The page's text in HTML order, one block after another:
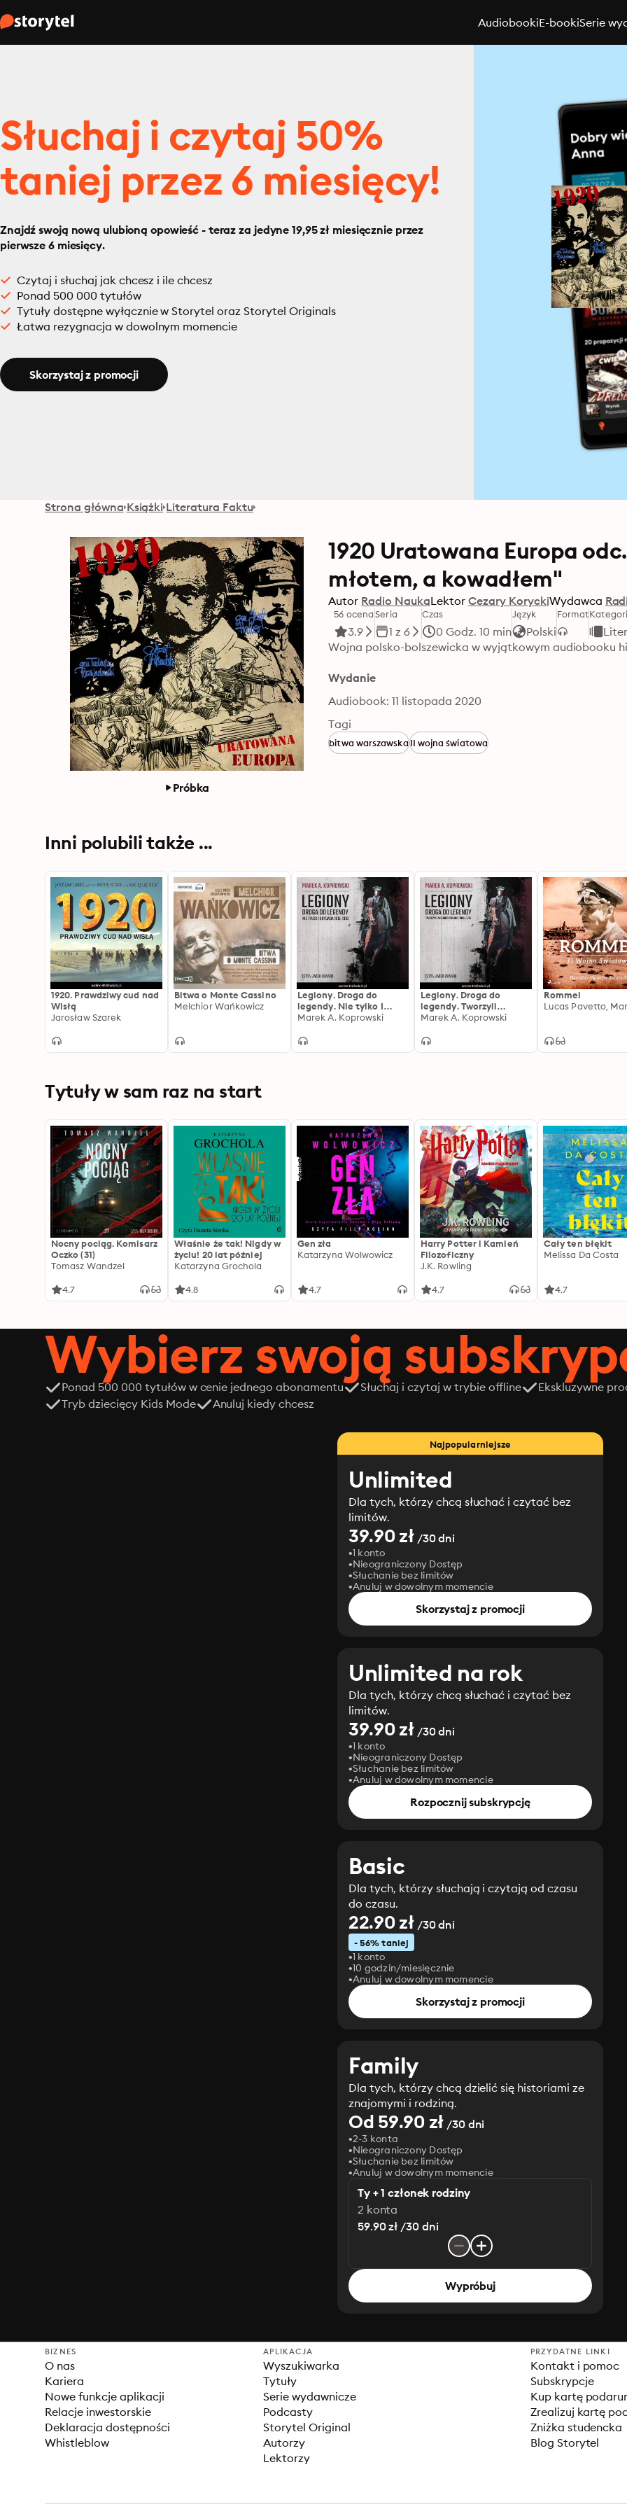
AudiobookiE-bookiSerie
Słuchaj i czytaj 50%
taniej przez 6 miesięcy!
Znajdź swoją nową ulubioną opowieść - teraz za jedyne 19,95 zł miesięcznie przez
pierwsze 6 miesięcy.
Czytaj i słuchaj jak chcesz i ile chcesz
Ponad 500 000 tytułów
Tytuły dostępne wyłącznie w Storytel oraz Storytel Originals
Łatwa rezygnacja w dowolnym momencie
Skorzystaj z promocji
Strona główna Książki Literatura Faktu
Próbka
1920 Uratowana Europa
młotem, a kowadłem"
Autor Radio NaukaLektor Cezary KoryckiWydawca
56 ocena
3.9
Seria
1 z 6
Czas
0 Godz. 10 min
Język
Polski
Format
Wojna polsko-bolszewicka w wyjątkowym audiobooku
Wydanie
Audiobook: 11 listopada 2020
Tagi
bitwa warszawskaII wojna światowa
Inni polubili także ...
1920. Prawdziwy cud nad
Wisłą
Jarosław Szarek
Bitwa o Monte Cassino
Melchior Wańkowicz
Legiony. Droga do
legendy. Nie tylko I
Brygada 1915-1916
Marek A. Koprowski
Legiony. Droga do
legendy. Tworzyli
Wojsko Polskie 1916-1918
Marek A. Koprowski
Rommel
Tytuły w sam raz na start
Nocny pociąg. Komisarz
Oczko (31)
Tomasz Wandzel
4.7
Właśnie że tak! Nigdy w
życiu! 20 lat później
Katarzyna Grochola
4.8
Gen zła
Katarzyna Wolwowicz
4.7
Harry Potter i Kamień
Filozoficzny
J.K. Rowling
4.7
Cały ten błękit
Melissa Da Costa
4.7
Wybierz swoją
Ponad 500 000 tytułów w cenie jednego abonamentu Słuchaj i czytaj w trybie offline
Ekskluzywne
Tryb dziecięcy Kids Mode
Anuluj kiedy chcesz
Najpopularniejsze
Unlimited
Dla tych, którzy chcą słuchać i czytać bez
limitów.
39.90 zł/30 dni
1 konto
Nieograniczony Dostęp
Słuchanie bez limitów
Anuluj w dowolnym momencie
Skorzystaj z promocji
Unlimited na rok
Dla tych, którzy chcą słuchać i czytać bez
limitów.
39.90 zł/30 dni
1 konto
Nieograniczony Dostęp
Słuchanie bez limitów
Anuluj w dowolnym momencie
Rozpocznij subskrypcję
Basic
Dla tych, którzy słuchają i czytają od czasu
do czasu.
22.90 zł/30 dni
- 56% taniej
1 konto
10 godzin/miesięcznie
Anuluj w dowolnym momencie
Skorzystaj z promocji
Family
Dla tych, którzy chcą dzielić się historiami ze
znajomymi i rodziną.
Od 59.90 zł /30 dni
2-3 konta
Nieograniczony Dostęp
Słuchanie bez limitów
Anuluj w dowolnym momencie
Ty + 1 członek rodziny
2 konta
59.90 zł /30 dni
Wypróbuj
BIZNES
O nas
Kariera
Nowe funkcje aplikacji
Relacje inwestorskie
Deklaracja dostępności
Whistleblow
APLIKACJA
Wyszukiwarka
Tytuły
Serie wydawnicze
Podcasty
Storytel Original
Autorzy
Lektorzy
PRZYDATNE LINKI
Kontakt i pomoc
Subskrypcje
Kup kartę
Zrealizuj kartę
Zniżka studencka
Blog Storytel